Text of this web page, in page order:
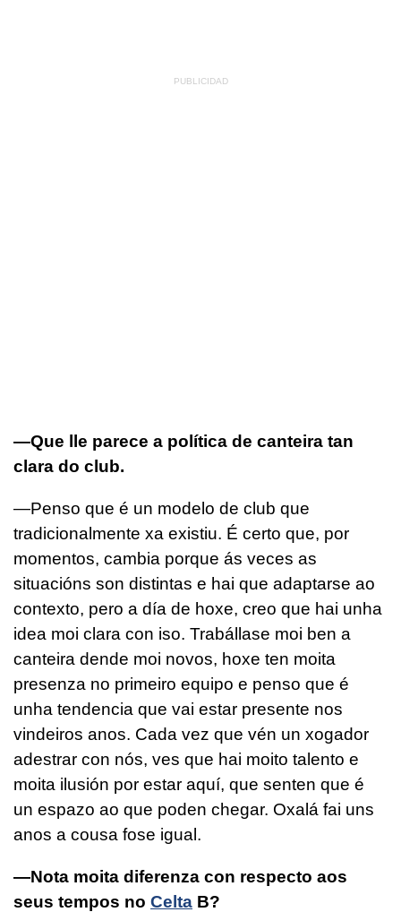
—Que lle parece a política de canteira tan
clara do club.
—Penso que é un modelo de club que
tradicionalmente xa existiu. É certo que, por
momentos, cambia porque ás veces as
situacións son distintas e hai que adaptarse ao
contexto, pero a día de hoxe, creo que hai unha
idea moi clara con iso. Trabállase moi ben a
canteira dende moi novos, hoxe ten moita
presenza no primeiro equipo e penso que é
unha tendencia que vai estar presente nos
vindeiros anos. Cada vez que vén un xogador
adestrar con nós, ves que hai moito talento e
moita ilusión por estar aquí, que senten que é
un espazo ao que poden chegar. Oxalá fai uns
anos a cousa fose igual.
—Nota moita diferenza con respecto aos
seus tempos no Celta B?